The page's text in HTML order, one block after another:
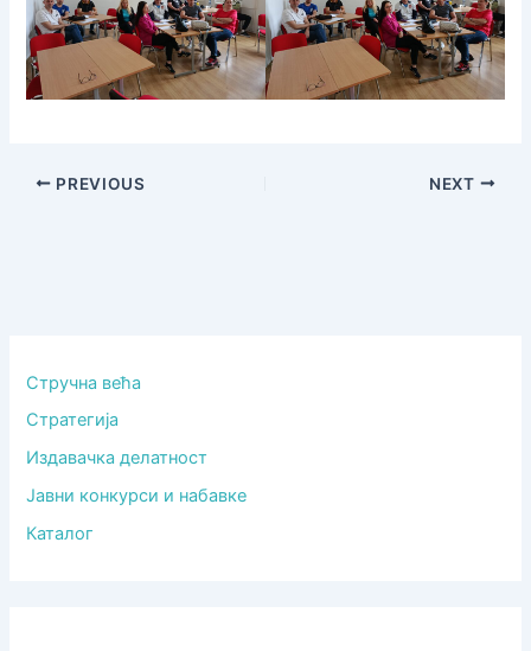
PREVIOUS NEXT
Стручна већа
Стратегија
Издавачка делатност
Јавни конкурси и набавке
Каталог